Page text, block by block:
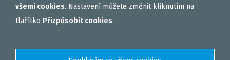
VNADÍCÍ, KRMÍTKOVÉ SMĚSI
PVA PUNČOCHY A SÁČKY
všemi cookies. Nastavení můžete změnit kliknutím na
tlačítko Přizpůsobit cookies.